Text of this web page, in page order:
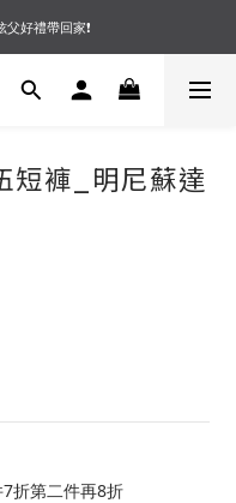
超值入手就趁現在🔥
好禮帶回家❗
重好禮等你加入領取 ❗
短褲_明尼蘇達
折第二件再8折